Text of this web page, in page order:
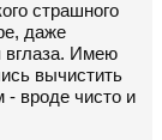
страшного
даже
вглаза. Имею
вычистить
- вроде чисто и